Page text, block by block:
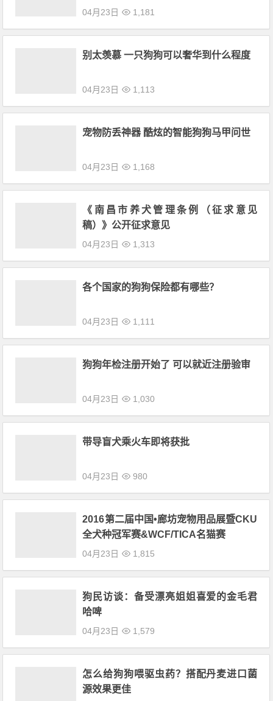
04月23日 1,181
别太羡慕 一只狗狗可以奢华到什么程度
04月23日 1,113
宠物防丢神器 酷炫的智能狗狗马甲问世
04月23日 1,168
《南昌市养犬管理条例（征求意见
稿）》公开征求意见
04月23日 1,313
各个国家的狗狗保险都有哪些？
04月23日 1,111
狗狗年检注册开始了 可以就近注册验审
04月23日 1,030
带导盲犬乘火车即将获批
04月23日 980
2016第二届中国•廊坊宠物用品展暨CKU
全犬种冠军赛&WCF/TICA名猫赛
04月23日 1,815
狗民访谈：备受漂亮姐姐喜爱的金毛君
哈啤
04月23日 1,579
怎么给狗狗喂驱虫药？搭配丹麦进口菌
源效果更佳